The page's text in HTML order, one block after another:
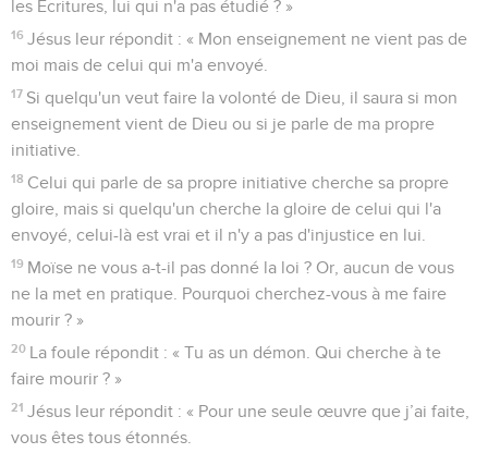
les Ecritures, lui qui n'a pas étudié ? »
16 Jésus leur répondit : « Mon enseignement ne vient pas de
moi mais de celui qui m'a envoyé.
17 Si quelqu'un veut faire la volonté de Dieu, il saura si mon
enseignement vient de Dieu ou si je parle de ma propre
initiative.
18 Celui qui parle de sa propre initiative cherche sa propre
gloire, mais si quelqu'un cherche la gloire de celui qui l'a
envoyé, celui-là est vrai et il n'y a pas d'injustice en lui.
19 Moïse ne vous a-t-il pas donné la loi ? Or, aucun de vous
ne la met en pratique. Pourquoi cherchez-vous à me faire
mourir ? »
20 La foule répondit : « Tu as un démon. Qui cherche à te
faire mourir ? »
21 Jésus leur répondit : « Pour une seule œuvre que j’ai faite,
vous êtes tous étonnés.